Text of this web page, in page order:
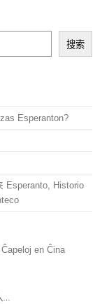
搜索
Esperanton?
Esperanto, Historio
…